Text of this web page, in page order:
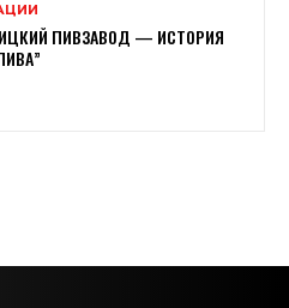
ПИВЗАВОД — ИСТОРИЯ